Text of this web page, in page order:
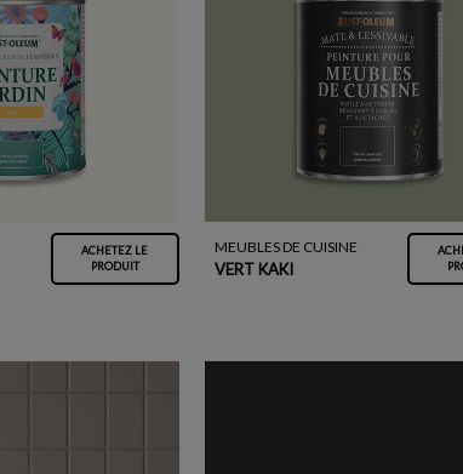
ACHETEZ LE
PRODUIT
MEUBLES DE CUISINE
VERT KAKI